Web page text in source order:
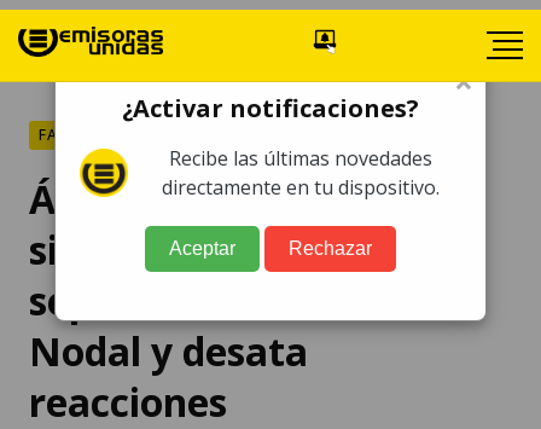
FARÁNDULA
Ángela Aguilar rompe el
silencio tras rumores de
separación con Christian
Nodal y desata
reacciones
×
¿Activar notificaciones?
Recibe las últimas novedades
directamente en tu dispositivo.
Aceptar Rechazar